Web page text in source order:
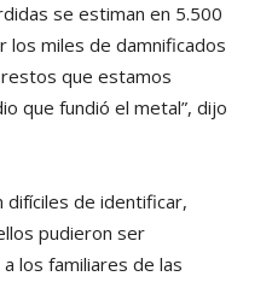
se estiman en 5.500
los miles de damnificados
que estamos
que fundió el metal”, dijo
de identificar,
pudieron ser
los familiares de las